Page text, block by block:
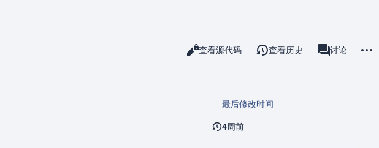
查看阅读
查看源代码 查看历史 associated-
存档
讨论
最后修改时间
4周前